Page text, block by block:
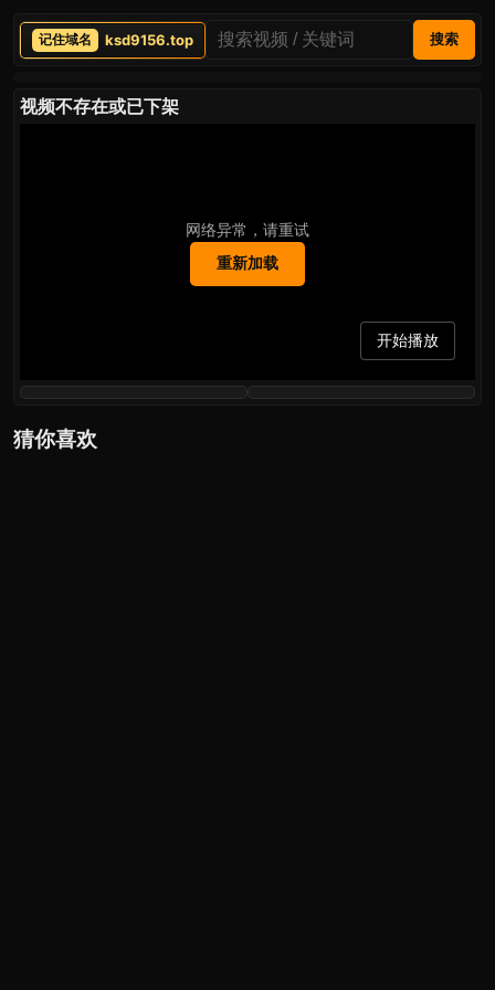
ksd9156.top 搜索
视频不存在或已下架
网络异常，请重试
重新加载
开始播放
猜你喜欢